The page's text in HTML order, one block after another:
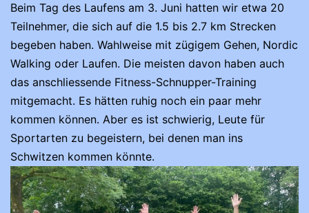
Beim Tag des Laufens am 3. Juni hatten wir etwa 20
Teilnehmer, die sich auf die 1.5 bis 2.7 km Strecken
begeben haben. Wahlweise mit zügigem Gehen, Nordic
Walking oder Laufen. Die meisten davon haben auch
das anschliessende Fitness-Schnupper-Training
mitgemacht. Es hätten ruhig noch ein paar mehr
kommen können. Aber es ist schwierig, Leute für
Sportarten zu begeistern, bei denen man ins
Schwitzen kommen könnte.